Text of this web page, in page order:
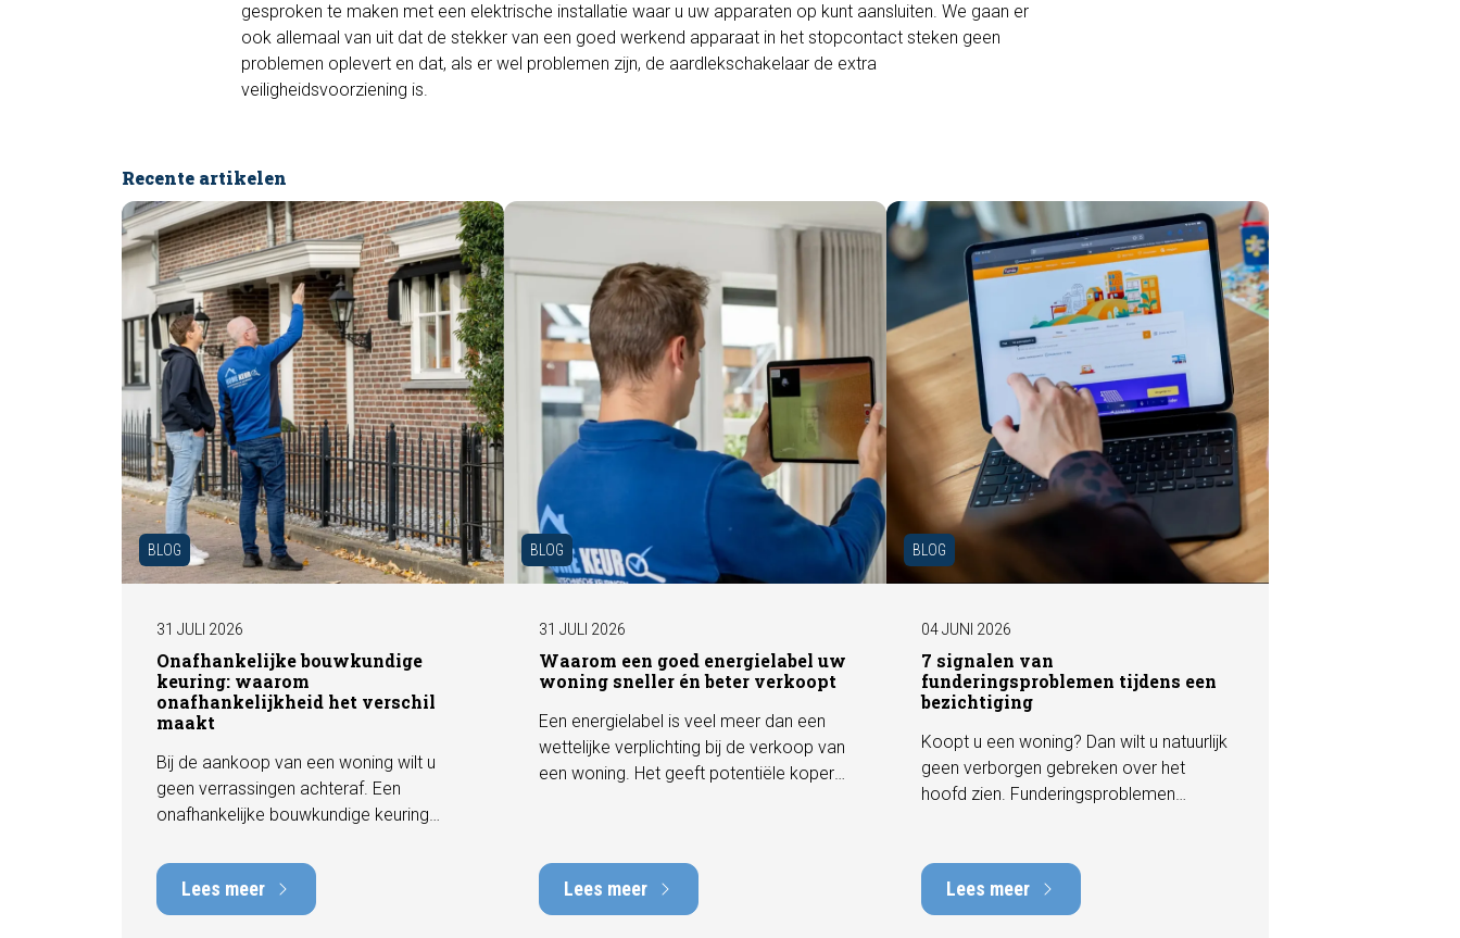
gesproken te maken met een elektrische installatie waar u uw apparaten op kunt aansluiten. We gaan er
ook allemaal van uit dat de stekker van een goed werkend apparaat in het stopcontact steken geen
problemen oplevert en dat, als er wel problemen zijn, de aardlekschakelaar de extra
veiligheidsvoorziening is.
Recente artikelen
BLOG
31 JULI 2026
Onafhankelijke bouwkundige
keuring: waarom
onafhankelijkheid het verschil
maakt
Bij de aankoop van een woning wilt u
geen verrassingen achteraf. Een
onafhankelijke bouwkundige keuring
technische staat van de woning, inclusief
eventuele gebreken, onderhoudspunten
en te verwachten herstelkosten. In deze
Lees meer
BLOG
31 JULI 2026
Waarom een goed energielabel uw
woning sneller én beter verkoopt
Een energielabel is veel meer dan een
wettelijke verplichting bij de verkoop van
een woning. Het geeft potentiële kopers
waarde. In deze blog leggen we uit
waarom een actueel energielabel
Lees meer
BLOG
04 JUNI 2026
7 signalen van
funderingsproblemen tijdens een
bezichtiging
Koopt u een woning? Dan wilt u natuurlijk
geen verborgen gebreken over het
hoofd zien. Funderingsproblemen
met herstelkosten die kunnen oplopen
tot tienduizenden euro's. Gelukkig zijn er
Lees meer